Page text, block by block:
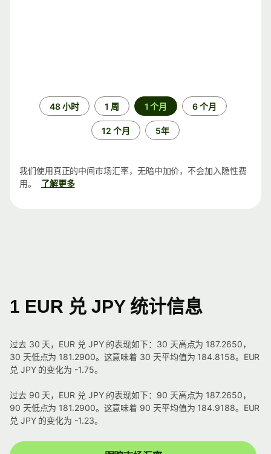
48 小时 1 周 1 个月 6 个月
12 个月 5年
我们使用真正的中间市场汇率，无暗中加价，不会加入隐性费
用。
了解更多
1 EUR 兑 JPY 统计信息
过去 30 天，EUR 兑 JPY 的表现如下：30 天高点为 187.2650，
30 天低点为 181.2900。这意味着 30 天平均值为 184.8158。EUR
兑 JPY 的变化为 -1.75。
过去 90 天，EUR 兑 JPY 的表现如下：90 天高点为 187.2650，
90 天低点为 181.2900。这意味着 90 天平均值为 184.9188。EUR
兑 JPY 的变化为 -1.23。